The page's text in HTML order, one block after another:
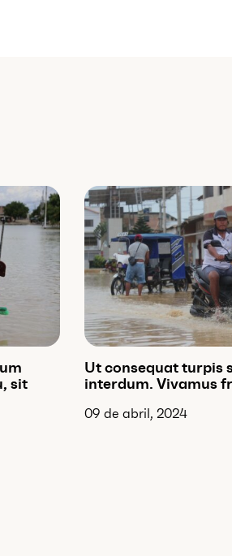
sit
Ut consequat turpis
interdum. Vivamus
09 de abril, 2024